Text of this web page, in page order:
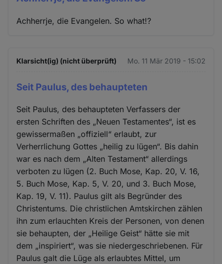
Achherrje, die Evangelen. So what!?
Klarsicht(ig) (nicht überprüft) Mo. 11 Mär 2019 - 15:02
Seit Paulus, des behaupteten
Seit Paulus, des behaupteten Verfassers der
ersten Schriften des „Neuen Testamentes“, ist es
gewissermaßen „offiziell“ erlaubt, zur
Verherrlichung Gottes „heilig zu lügen“. Bis dahin
war es nach dem „Alten Testament“ allerdings
verboten zu lügen (2. Buch Mose, Kap. 20, V. 16,
5. Buch Mose, Kap. 5, V. 20, und 3. Buch Mose,
Kap. 19, V. 11). Paulus gilt als Begründer des
Christentums. Die christlichen Amtskirchen zählen
ihn zum erlauchten Kreis der Personen, von denen
sie behaupten, der „Heilige Geist“ hätte sie mit
dem „inspiriert“, was sie niedergeschriebenen. Für
Paulus galt die Lüge als erlaubtes Mittel, um